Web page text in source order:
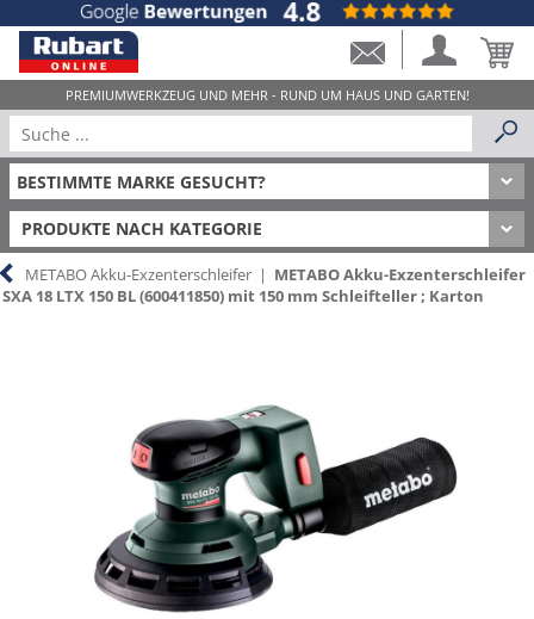
PRODUKTE NACH KATEGORIE
METABO Akku-Exzenterschleifer | METABO Akku-Exzenterschleifer
SXA 18 LTX 150 BL (600411850) mit 150 mm Schleifteller ; Karton